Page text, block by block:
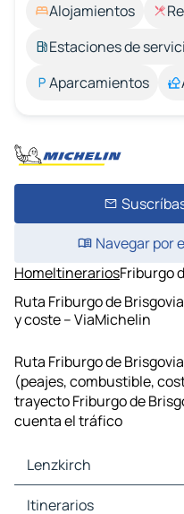
Alojamientos
Estaciones de
Aparcamientos
Navegar por
HomeItinerariosFriburgo
Ruta Friburgo de
y coste – ViaMichelin
Ruta Friburgo de
(peajes, combustible,
trayecto Friburgo de
cuenta el tráfico
Lenzkirch
Lenzkirch Mapas Planos
Itinerarios